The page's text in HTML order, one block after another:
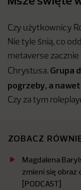
Czy użytkownicy
Nie tyle śnią, co
metaverse zacznie
Chrystusa. Grupa
pogrzeby, a
Czy za tym
ZOBACZ
Magdalena
zmieni się obraz
[PODCAST]